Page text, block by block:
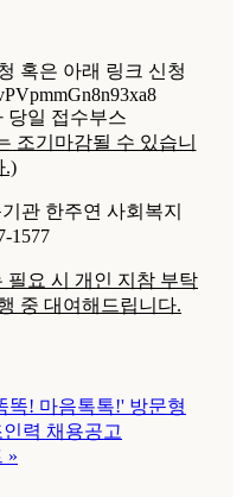
혹은 아래 링크 신청
당일 접수부스
조기마감될 수 있습니
.)
관 한주연 사회복지
1577
요 시 개인 지참 부탁
중 대여해드립니다.
똑! 마음톡톡!' 방문형
력 채용공고
»